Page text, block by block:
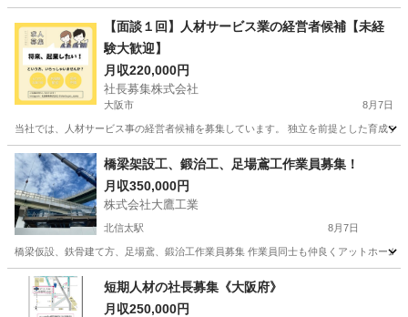
その他 未経験
【面談１回】人材サービス業の経営者候補【未経
験大歓迎】
月収220,000円
社長募集株式会社
大阪市 8月7日
当社では、人材サービス事の経営者候補を募集しています。 独立を前提とした育成
大阪 大阪市 その他 未経験
橋梁架設工、鍛治工、足場鳶工作業員募集！
月収350,000円
株式会社大鷹工業
北信太駅 8月7日
橋梁仮設、鉄骨建て方、足場鳶、鍛治工作業員募集 作業員同士も仲良くアットホーム
大阪 高石市 北信太駅 その他 社員募集
短期人材の社長募集《大阪府》
月収250,000円